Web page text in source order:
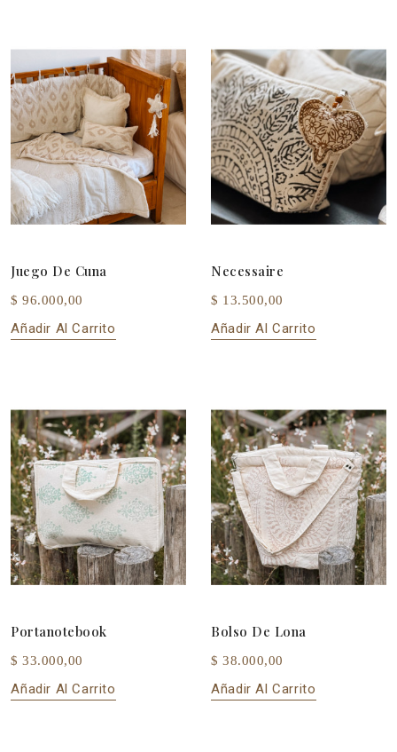
Juego De Cuna
$ 96.000,00
Añadir Al Carrito
Necessaire
$ 13.500,00
Añadir Al Carrito
Portanotebook
$ 33.000,00
Añadir Al Carrito
Bolso De Lona
$ 38.000,00
Añadir Al Carrito